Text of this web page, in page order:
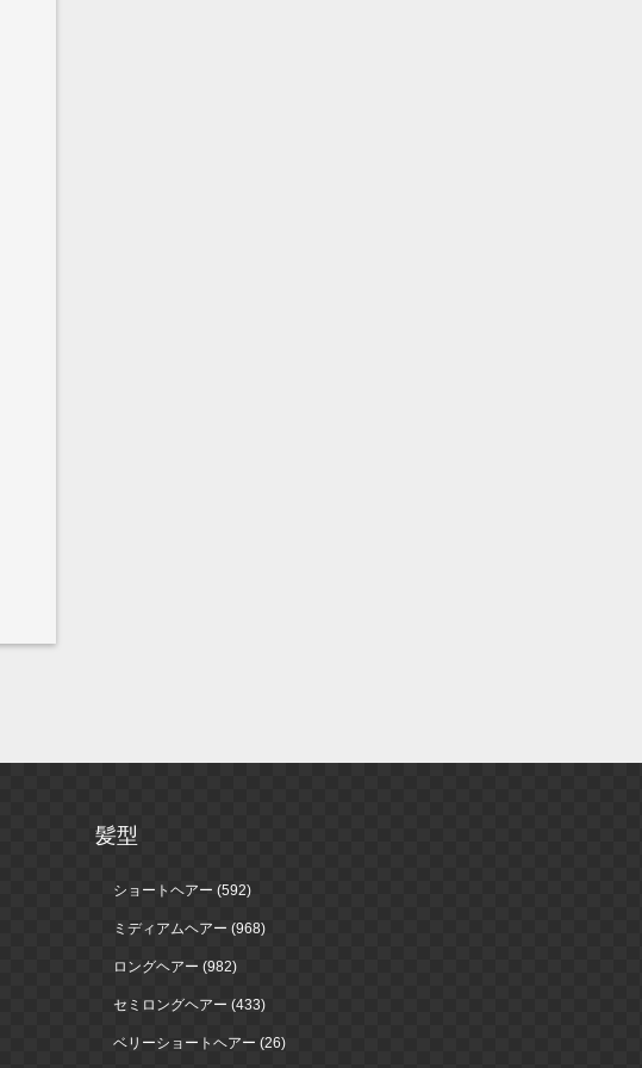
髪型
ショートヘアー (592)
ミディアムヘアー (968)
ロングヘアー (982)
セミロングヘアー (433)
ベリーショートヘアー (26)